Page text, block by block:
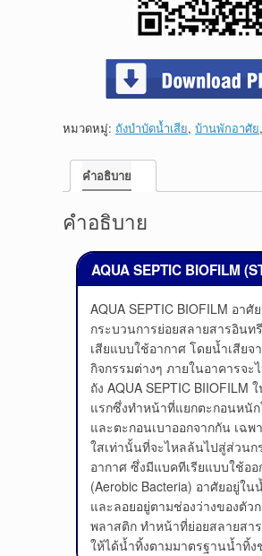
หมวดหมู่: ถังบำบัดน้ำเสีย, บ้านพักอาศัย,
คำอธิบาย
คำอธิบาย
AQUA SEPTIC BIOFILM
AQUA SEPTIC BIOFILM อาศัย
กระบวนการย่อยสลายสารอินท
เสียแบบใช้อากาศ โดยน้ำเสียจ
กิจกรรมต่างๆ ภายในอาคารจะ
ถัง AQUA SEPTIC BIIOFILM
แรกซึ่งทำหน้าที่แยกตะกอนหนั
และตะกอนเบาออกจากกัน เฉพ
ใสเท่านั้นที่จะไหลล้นไปสู่ส่วนก
อากาศ ซึ่งมีแบคทีเรียแบบใช้ออ
(Aerobic Bacteria) อาศัยอยู่ใน
และลอยอยู่ตามช่องว่างของตัว
พลาสติก ทำหน้าที่ย่อยสลายสา
ให้ได้น้ำทิ้งตามมาตรฐานน้ำทิ้